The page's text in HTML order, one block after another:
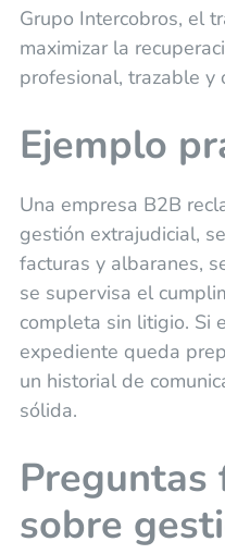
Grupo Intercobros, el
maximizar la
profesional, trazable y
Ejemplo
Una empresa B2B
gestión extrajudicial,
facturas y albaranes,
se supervisa el
completa sin litigio. Si
expediente queda
un historial de
sólida.
Preguntas
sobre